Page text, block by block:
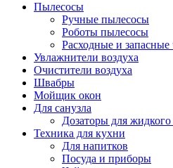
Пылесосы
Ручные пылесосы
Роботы пылесосы
Расходные и запасные
Увлажнители воздуха
Очистители воздуха
Швабры
Мойщик окон
Для санузла
Дозаторы для
Техника для кухни
Для напитков
Посуда и приборы